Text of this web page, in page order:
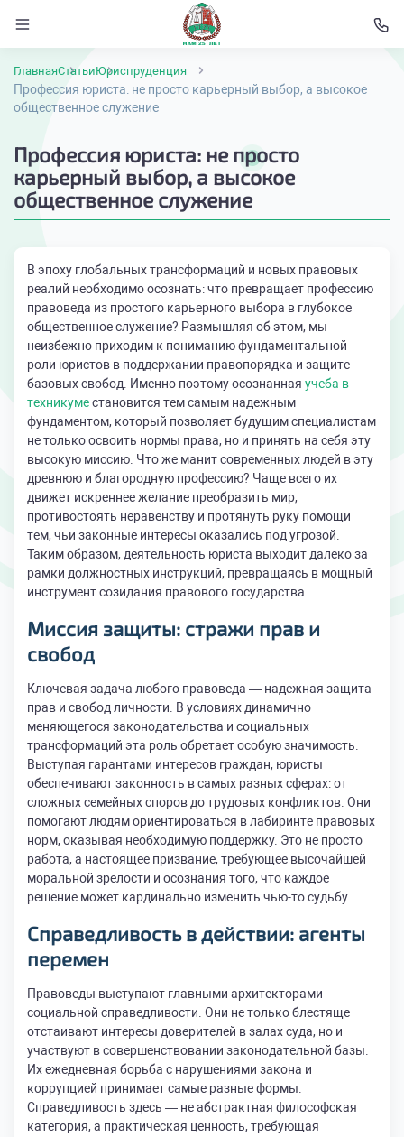
ГлавнаяСтатьиЮриспруденция
Профессия юриста: не просто карьерный выбор, а высокое
общественное служение
Профессия юриста: не просто
карьерный выбор, а высокое
общественное служение
В эпоху глобальных трансформаций и новых правовых
реалий необходимо осознать: что превращает профессию
правоведа из простого карьерного выбора в глубокое
общественное служение? Размышляя об этом, мы
неизбежно приходим к пониманию фундаментальной
роли юристов в поддержании правопорядка и защите
базовых свобод. Именно поэтому осознанная учеба в
техникуместановится тем самым надежным
фундаментом, который позволяет будущим специалистам
не только освоить нормы права, но и принять на себя эту
высокую миссию. Что же манит современных людей в эту
древнюю и благородную профессию? Чаще всего их
движет искреннее желание преобразить мир,
противостоять неравенству и протянуть руку помощи
тем, чьи законные интересы оказались под угрозой.
Таким образом, деятельность юриста выходит далеко за
рамки должностных инструкций, превращаясь в мощный
инструмент созидания правового государства.
Миссия защиты: стражи прав и
свобод
Ключевая задача любого правоведа — надежная защита
прав и свобод личности. В условиях динамично
меняющегося законодательства и социальных
трансформаций эта роль обретает особую значимость.
Выступая гарантами интересов граждан, юристы
обеспечивают законность в самых разных сферах: от
сложных семейных споров до трудовых конфликтов. Они
помогают людям ориентироваться в лабиринте правовых
норм, оказывая необходимую поддержку. Это не просто
работа, а настоящее призвание, требующее высочайшей
моральной зрелости и осознания того, что каждое
решение может кардинально изменить чью-то судьбу.
Справедливость в действии: агенты
перемен
Правоведы выступают главными архитекторами
социальной справедливости. Они не только блестяще
отстаивают интересы доверителей в залах суда, но и
участвуют в совершенствовании законодательной базы.
Их ежедневная борьба с нарушениями закона и
коррупцией принимает самые разные формы.
Справедливость здесь — не абстрактная философская
категория, а практическая ценность, требующая